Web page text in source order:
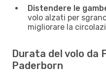
Distendere le
volo alzati per
migliorare la
Durata del volo da
Paderborn